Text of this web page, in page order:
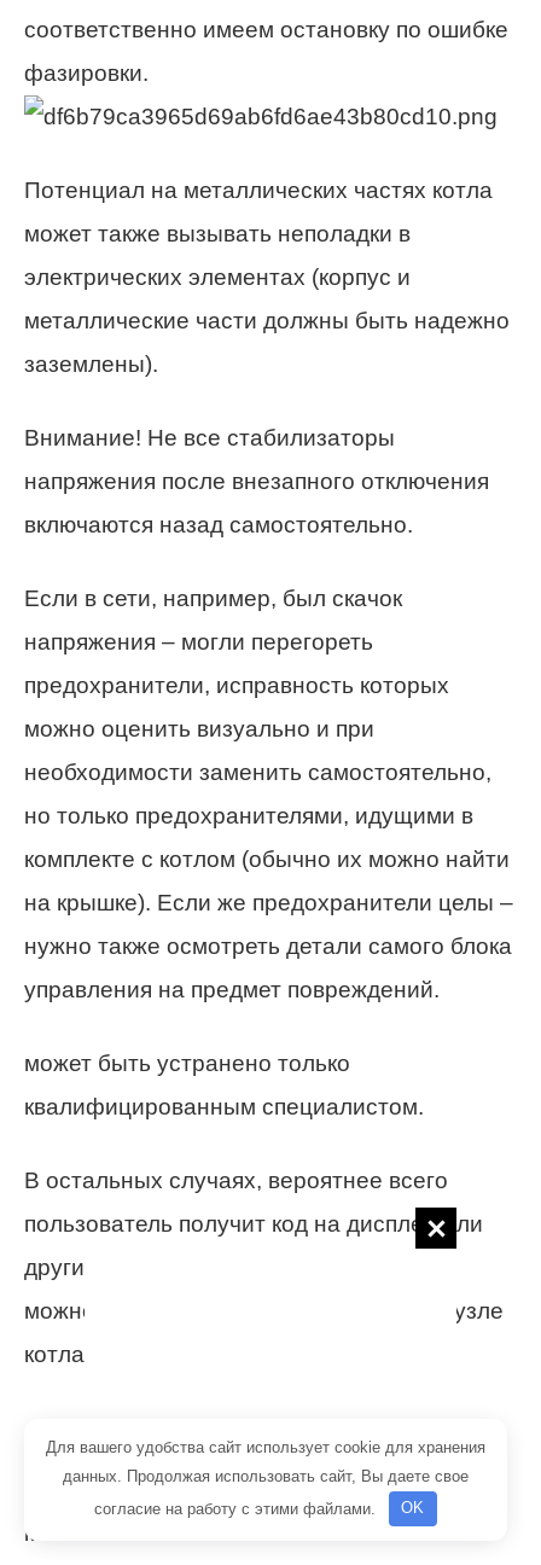
соответственно имеем остановку по ошибке
фазировки.
Потенциал на металлических частях котла
может также вызывать неполадки в
электрических элементах (корпус и
металлические части должны быть надежно
заземлены).
Внимание! Не все стабилизаторы
напряжения после внезапного отключения
включаются назад самостоятельно.
Если в сети, например, был скачок
напряжения – могли перегореть
предохранители, исправность которых
можно оценить визуально и при
необходимости заменить самостоятельно,
но только предохранителями, идущими в
комплекте с котлом (обычно их можно найти
на крышке). Если же предохранители целы –
нужно также осмотреть детали самого блока
управления на предмет повреждений.
может быть устранено только
квалифицированным специалистом.
В остальных случаях, вероятнее всего
пользователь получит код на дисплее или
других индикаторах котла, по которому
можно будет понять, в каком конкретно узле
котла произошла неполадка.
Причины поломок
О ряде причин, по которым на дисплеях
котлов Baxi включается уведомление с тем
Для вашего удобства сайт использует cookie для хранения
данных. Продолжая использовать сайт, Вы даете свое
согласие на работу с этими файлами.
OK